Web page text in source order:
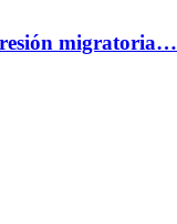
migratoria…